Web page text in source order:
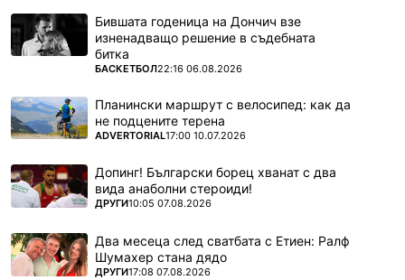
Бившата годеница на Дончич взе
изненадващо решение в съдебната
битка
ПОВЕЧЕ ОТ
БАСКЕТБОЛ22:16 06.08.2026
Планински маршрут с велосипед: как да
не подцените терена
ПОВЕЧЕ ОТ
ADVERTORIAL17:00 10.07.2026
Допинг! Български борец хванат с два
вида анаболни стероиди!
ПОВЕЧЕ ОТ
ДРУГИ10:05 07.08.2026
Два месеца след сватбата с Етиен: Ралф
Шумахер стана дядо
ПОВЕЧЕ ОТ
ДРУГИ17:08 07.08.2026